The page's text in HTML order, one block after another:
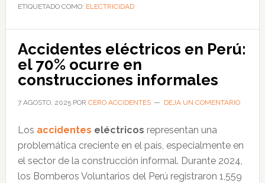
el
detrás
de
la
mayoría
incendios
ETIQUETADO COMO: ELECTRICIDAD
Accidentes eléctricos en Perú:
el 70% ocurre en
construcciones informales
7 AGOSTO, 2025POR CERO ACCIDENTES DEJA UN COMENTARIO
Los accidentes eléctricos representan una
problemática creciente en el país, especialmente en
el sector de la construcción informal. Durante 2024,
los Bomberos Voluntarios del Perú registraron 1,559